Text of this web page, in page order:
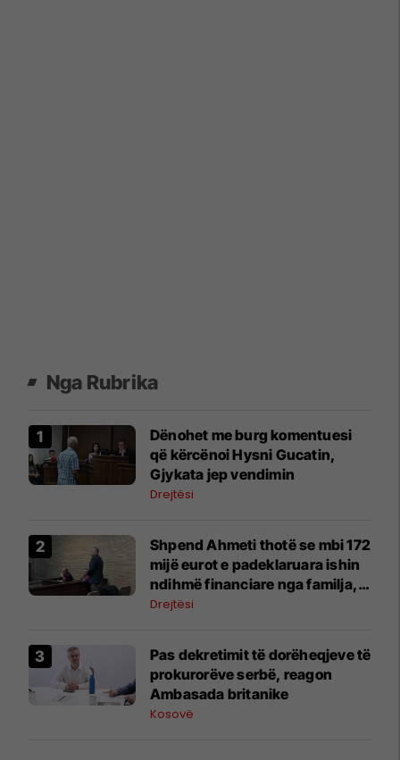
Nga Rubrika
Dënohet me burg komentuesi
që kërcënoi Hysni Gucatin,
Gjykata jep vendimin
Drejtësi
Shpend Ahmeti thotë se mbi 172
mijë eurot e padeklaruara ishin
ndihmë financiare nga familja,
Prokuroria propozon t’i
Drejtësi
Pas dekretimit të dorëheqjeve të
prokurorëve serbë, reagon
Ambasada britanike
Kosovë